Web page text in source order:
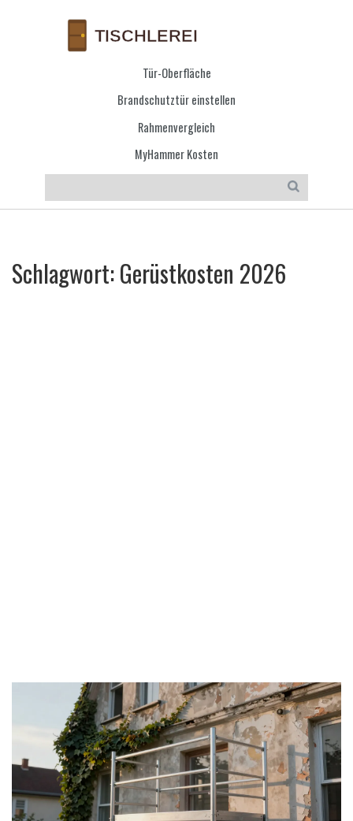
Tür-Oberfläche
Brandschutztür einstellen
Rahmenvergleich
MyHammer Kosten
Schlagwort: Gerüstkosten 2026